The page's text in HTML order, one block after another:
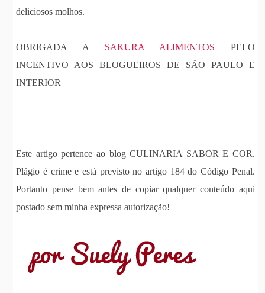
deliciosos molhos.
OBRIGADA A SAKURA ALIMENTOS PELO
INCENTIVO AOS BLOGUEIROS DE SÃO PAULO E
INTERIOR
Este artigo pertence ao blog CULINARIA SABOR E COR.
Plágio é crime e está previsto no artigo 184 do Código Penal.
Portanto pense bem antes de copiar qualquer conteúdo aqui
postado sem minha expressa autorização!